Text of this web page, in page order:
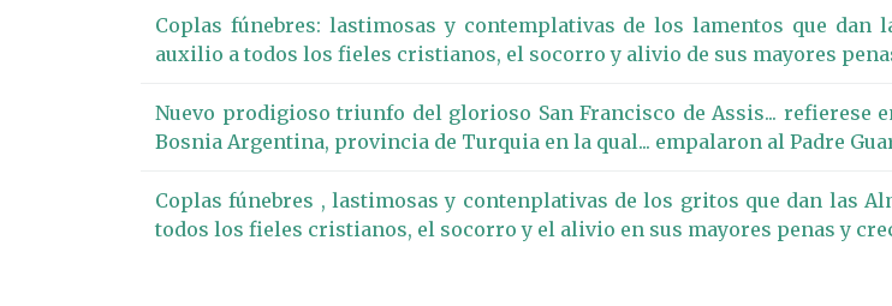
Coplas fúnebres: lastimosas y contemplativas de los lamentos que
auxilio a todos los fieles cristianos, el socorro y alivio de sus mayores
Nuevo prodigioso triunfo del glorioso San Francisco de Assis... refierese
Bosnia Argentina, provincia de Turquia en la qual... empalaron al Padre
Coplas fúnebres , lastimosas y contenplativas de los gritos que dan las
todos los fieles cristianos, el socorro y el alivio en sus mayores penas y